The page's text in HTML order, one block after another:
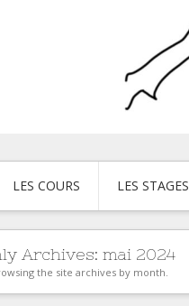
LES COURS LES STAGES
Archives: mai 2024
the site archives by month.